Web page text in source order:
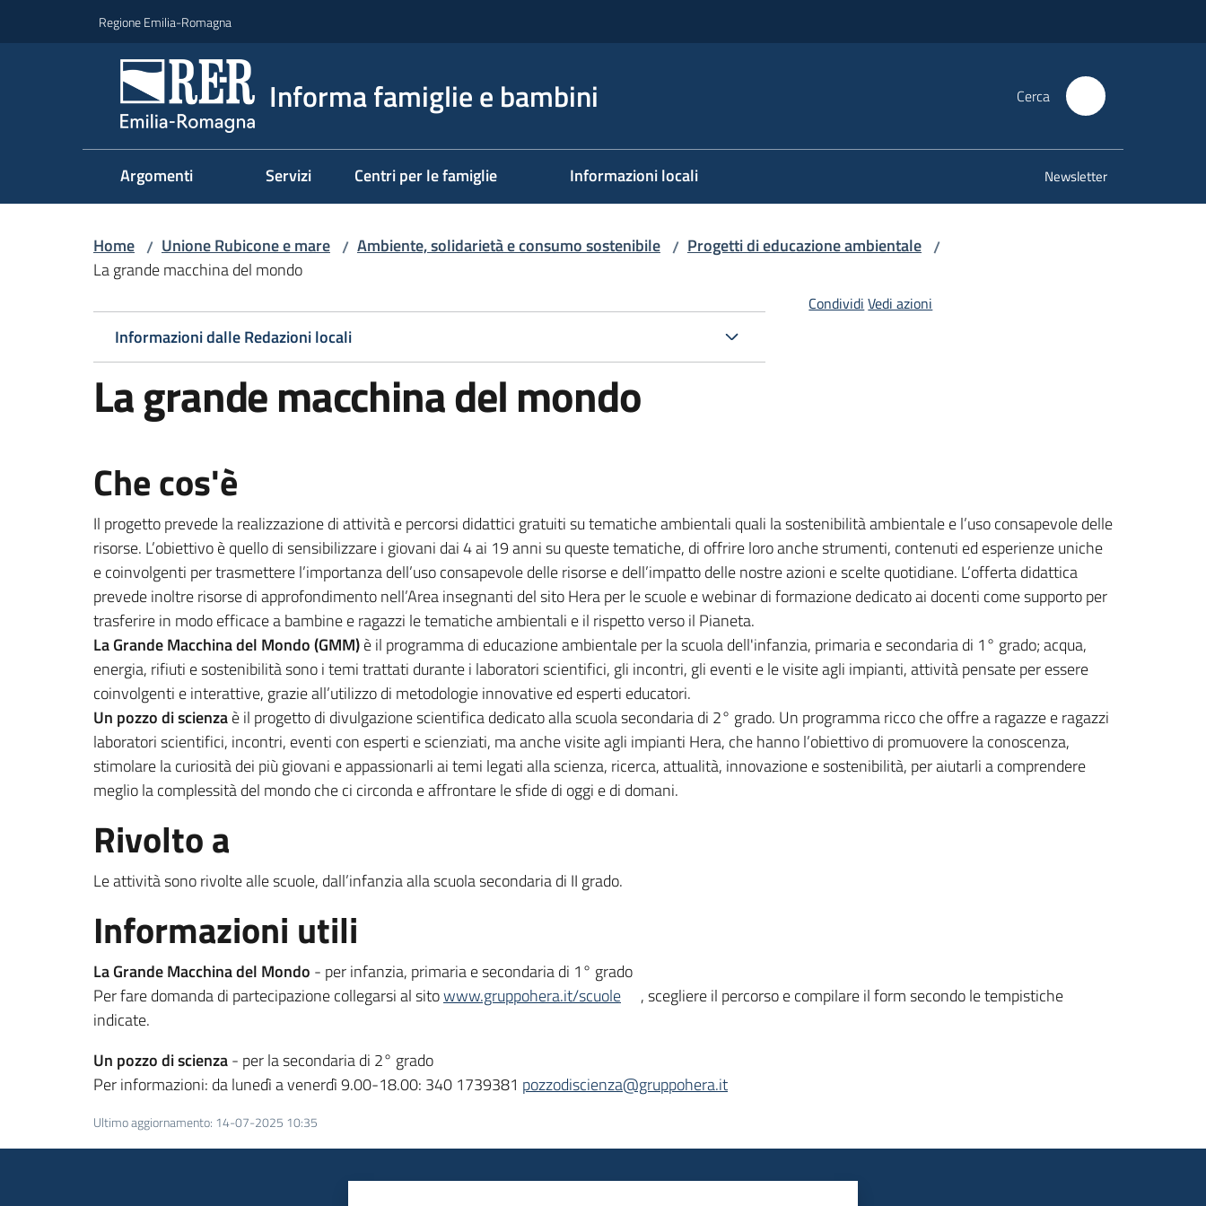
Regione Emilia-Romagna
Informa famiglie e bambini Cerca
Argomenti Servizi Centri per le famiglie Informazioni locali Newsletter
Home / Unione Rubicone e mare / Ambiente, solidarietà e consumo sostenibile / Progetti di educazione ambientale /
La grande macchina del mondo
Informazioni dalle Redazioni locali
La grande macchina del mondo
Condividi Vedi azioni
Che cos'è
Il progetto prevede la realizzazione di attività e percorsi didattici gratuiti su tematiche ambientali quali la sostenibilità ambientale e l’uso consapevole delle
risorse. L’obiettivo è quello di sensibilizzare i giovani dai 4 ai 19 anni su queste tematiche, di offrire loro anche strumenti, contenuti ed esperienze uniche
e coinvolgenti per trasmettere l’importanza dell’uso consapevole delle risorse e dell’impatto delle nostre azioni e scelte quotidiane. L’offerta didattica
prevede inoltre risorse di approfondimento nell’Area insegnanti del sito Hera per le scuole e webinar di formazione dedicato ai docenti come supporto per
trasferire in modo efficace a bambine e ragazzi le tematiche ambientali e il rispetto verso il Pianeta.
La Grande Macchina del Mondo (GMM)è il programma di educazione ambientale per la scuola dell'infanzia, primaria e secondaria di 1° grado; acqua,
energia, rifiuti e sostenibilità sono i temi trattati durante i laboratori scientifici, gli incontri, gli eventi e le visite agli impianti, attività pensate per essere
coinvolgenti e interattive, grazie all’utilizzo di metodologie innovative ed esperti educatori.
Un pozzo di scienzaè il progetto di divulgazione scientifica dedicato alla scuola secondaria di 2° grado. Un programma ricco che offre a ragazze e ragazzi
laboratori scientifici, incontri, eventi con esperti e scienziati, ma anche visite agli impianti Hera, che hanno l’obiettivo di promuovere la conoscenza,
stimolare la curiosità dei più giovani e appassionarli ai temi legati alla scienza, ricerca, attualità, innovazione e sostenibilità, per aiutarli a comprendere
meglio la complessità del mondo che ci circonda e affrontare le sfide di oggi e di domani.
Rivolto a
Le attività sono rivolte alle scuole, dall’infanzia alla scuola secondaria di II grado.
Informazioni utili
La Grande Macchina del Mondo - per infanzia, primaria e secondaria di 1° grado
Per fare domanda di partecipazione collegarsi al sitowww.gruppohera.it/scuole
, scegliere il percorso e compilare il form secondo le tempistiche
indicate.
Un pozzo di scienza- per la secondaria di 2° grado
Per informazioni: da lunedì a venerdì 9.00-18.00: 340 1739381 pozzodiscienza@gruppohera.it
Ultimo aggiornamento: 14-07-2025 10:35